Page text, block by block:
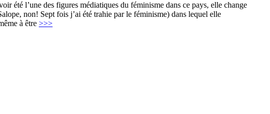
été l’une des figures médiatiques du féminisme dans ce pays, elle change
non! Sept fois j’ai été trahie par le féminisme) dans lequel elle
à être >>>